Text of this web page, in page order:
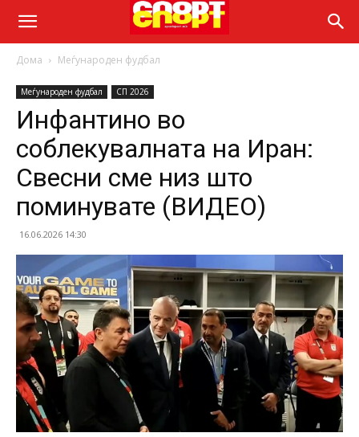
Дома Меѓународен фудбал
Меѓународен фудбал СП 2026
Инфантино во
соблекувалната на Иран:
Свесни сме низ што
поминувате (ВИДЕО)
16.06.2026 14:30